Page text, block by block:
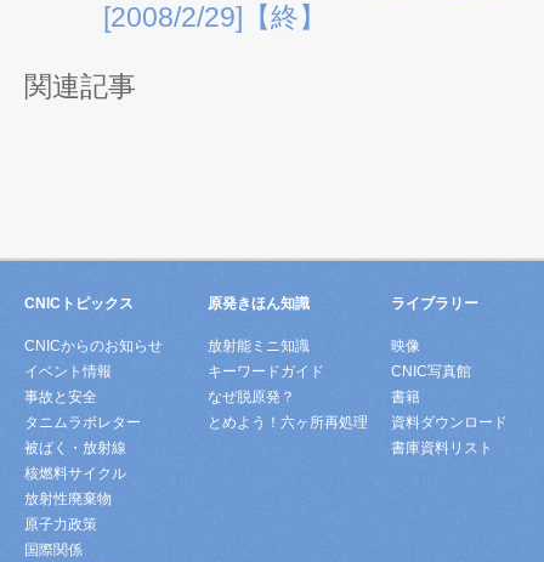
[2008/2/29]【終】
関連記事
CNICトピックス
CNICからのお知らせ
イベント情報
事故と安全
タニムラボレター
被ばく・放射線
核燃料サイクル
放射性廃棄物
原子力政策
国際関係
原発きほん知識
放射能ミニ知識
キーワードガイド
なぜ脱原発？
とめよう！六ヶ所再処理
ライブラリー
映像
CNIC写真館
書籍
資料ダウンロード
書庫資料リスト